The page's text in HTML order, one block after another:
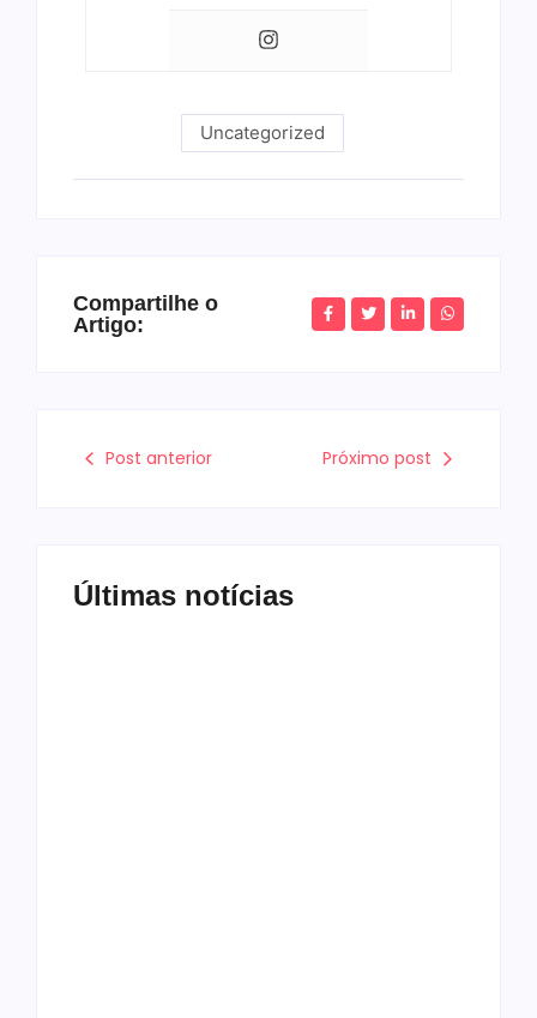
Uncategorized
Compartilhe o
Artigo:
Post anterior Próximo post
Últimas notícias